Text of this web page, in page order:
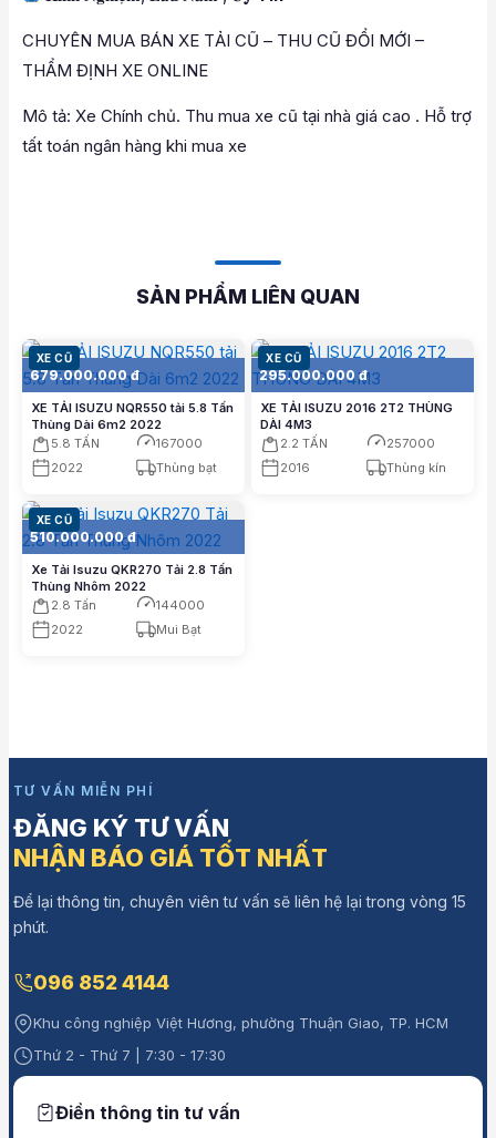
CHUYÊN MUA BÁN XE TẢI CŨ – THU CŨ ĐỔI MỚI –
THẨM ĐỊNH XE ONLINE
Mô tả: Xe Chính chủ. Thu mua xe cũ tại nhà giá cao . Hỗ trợ
tất toán ngân hàng khi mua xe
SẢN PHẨM LIÊN QUAN
XE CŨ
679.000.000 đ
XE TẢI ISUZU NQR550 tải 5.8 Tấn
Thùng Dài 6m2 2022
5.8 TẤN
167000
2022
Thùng bạt
XE CŨ
295.000.000 đ
XE TẢI ISUZU 2016 2T2 THÙNG
DÀI 4M3
2.2 TẤN
257000
2016
Thùng kín
XE CŨ
510.000.000 đ
Xe Tải Isuzu QKR270 Tải 2.8 Tấn
Thùng Nhôm 2022
2.8 Tấn
144000
2022
Mui Bạt
TƯ VẤN MIỄN PHÍ
ĐĂNG KÝ TƯ VẤN
NHẬN BÁO GIÁ TỐT NHẤT
Để lại thông tin, chuyên viên tư vấn sẽ liên hệ lại trong vòng 15
phút.
096 852 4144
Khu công nghiệp Việt Hương, phường Thuận Giao, TP. HCM
Thứ 2 - Thứ 7 | 7:30 - 17:30
Điền thông tin tư vấn